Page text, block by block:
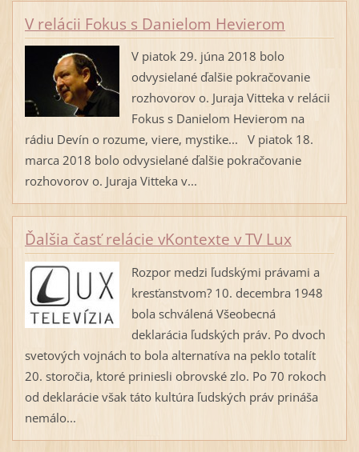
V relácii Fokus s Danielom Hevierom
V piatok 29. júna 2018 bolo
odvysielané ďalšie pokračovanie
rozhovorov o. Juraja Vitteka v relácii
Fokus s Danielom Hevierom na
rádiu Devín o rozume, viere, mystike... V piatok 18.
marca 2018 bolo odvysielané ďalšie pokračovanie
rozhovorov o. Juraja Vitteka v...
Ďalšia časť relácie vKontexte v TV Lux
Rozpor medzi ľudskými právami a
kresťanstvom? 10. decembra 1948
bola schválená Všeobecná
deklarácia ľudských práv. Po dvoch
svetových vojnách to bola alternatíva na peklo totalít
20. storočia, ktoré priniesli obrovské zlo. Po 70 rokoch
od deklarácie však táto kultúra ľudských práv prináša
nemálo...